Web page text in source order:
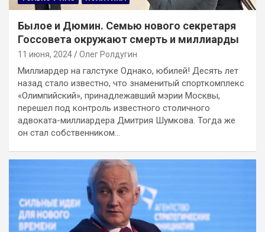
Былое и Дюмин. Семью нового секретаря
Госсовета окружают смерть и миллиарды
11 июня, 2024 Олег Ролдугин
Миллиардер на галстуке Однако, юбилей! Десять лет
назад стало известно, что знаменитый спорткомплекс
«Олимпийский», принадлежавший мэрии Москвы,
перешел под контроль известного столичного
адвоката-миллиардера Дмитрия Шумкова. Тогда же
он стал собственником…